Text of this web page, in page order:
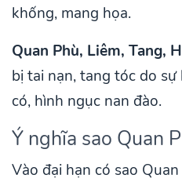
khống, mang họa.
Quan Phù, Liêm, Tang,
bị tai nạn, tang tóc do
có, hình ngục nan đào.
Ý nghĩa sao Quan
Vào đại hạn có sao